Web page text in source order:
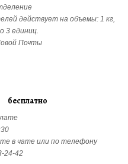
действует на объемы: 1 кг,
3 единиц.
Почты
в чате или по телефону
24-42